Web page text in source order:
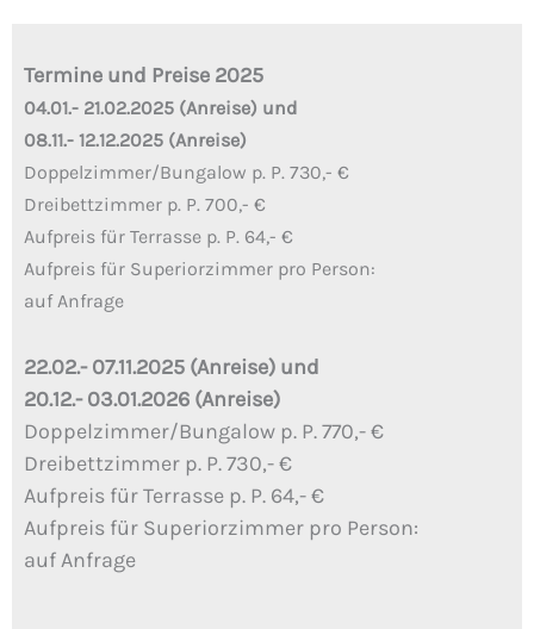
Termine und Preise 2025
04.01.- 21.02.2025 (Anreise) und
08.11.- 12.12.2025 (Anreise)
Doppelzimmer/Bungalow p. P. 730,- €
Dreibettzimmer p. P. 700,- €
Aufpreis für Terrasse p. P. 64,- €
Aufpreis für Superiorzimmer pro Person:
auf Anfrage
22.02.- 07.11.2025 (Anreise) und
20.12.- 03.01.2026 (Anreise)
Doppelzimmer/Bungalow p. P. 770,- €
Dreibettzimmer p. P. 730,- €
Aufpreis für Terrasse p. P. 64,- €
Aufpreis für Superiorzimmer pro Person:
auf Anfrage